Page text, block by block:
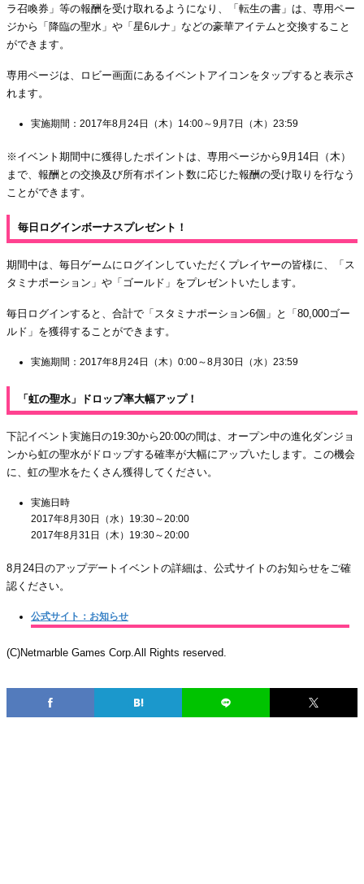
ラ召喚券」等の報酬を受け取れるようになり、「転生の書」は、専用ペー
ジから「降臨の聖水」や「星6ルナ」などの豪華アイテムと交換すること
ができます。
専用ページは、ロビー画面にあるイベントアイコンをタップすると表示さ
れます。
実施期間：2017年8月24日（木）14:00～9月7日（木）23:59
※イベント期間中に獲得したポイントは、専用ページから9月14日（木）
まで、報酬との交換及び所有ポイント数に応じた報酬の受け取りを行なう
ことができます。
毎日ログインボーナスプレゼント！
期間中は、毎日ゲームにログインしていただくプレイヤーの皆様に、「ス
タミナポーション」や「ゴールド」をプレゼントいたします。
毎日ログインすると、合計で「スタミナポーション6個」と「80,000ゴー
ルド」を獲得することができます。
実施期間：2017年8月24日（木）0:00～8月30日（水）23:59
「虹の聖水」ドロップ率大幅アップ！
下記イベント実施日の19:30から20:00の間は、オープン中の進化ダンジョ
ンから虹の聖水がドロップする確率が大幅にアップいたします。この機会
に、虹の聖水をたくさん獲得してください。
実施日時
2017年8月30日（水）19:30～20:00
2017年8月31日（木）19:30～20:00
8月24日のアップデートイベントの詳細は、公式サイトのお知らせをご確
認ください。
公式サイト：お知らせ
(C)Netmarble Games Corp.All Rights reserved.